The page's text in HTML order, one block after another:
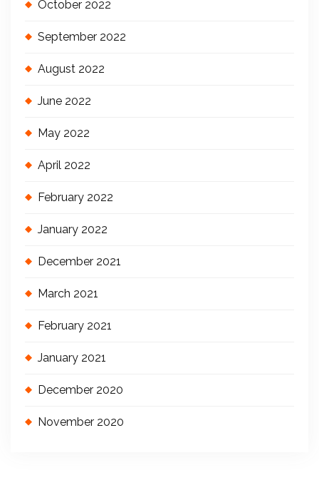
October 2022
September 2022
August 2022
June 2022
May 2022
April 2022
February 2022
January 2022
December 2021
March 2021
February 2021
January 2021
December 2020
November 2020